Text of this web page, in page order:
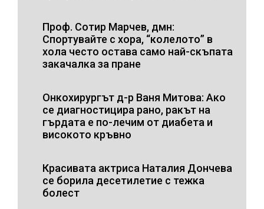
Проф. Сотир Марчев, дмн:
Спортувайте с хора, “колелото” в
хола често остава само най-скъпата
закачалка за пране
Онкохирургът д-р Ваня Митова: Ако
се диагностицира рано, ракът на
гърдата е по-лечим от диабета и
високото кръвно
Красивата актриса Наталия Дончева
се борила десетилетие с тежка
болест